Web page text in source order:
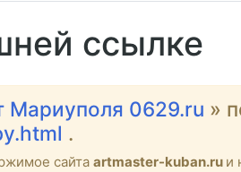
ссылке
Мариуполя 0629.ru »
.
сайта artmaster-kuban.ru и